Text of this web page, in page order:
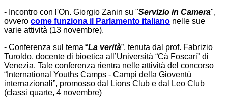
- Incontro con l'On. Giorgio Zanin su "Servizio in Camera",
ovvero come funziona il Parlamento italiano nelle sue
varie attività (13 novembre).
- Conferenza sul tema “La verità”, tenuta dal prof. Fabrizio
Turoldo, docente di bioetica all’Università “Cà Foscari” di
Venezia. Tale conferenza rientra nelle attività del concorso
“International Youths Camps - Campi della Gioventù
internazionali”, promosso dal Lions Club e dal Leo Club
(classi quarte, 4 novembre)